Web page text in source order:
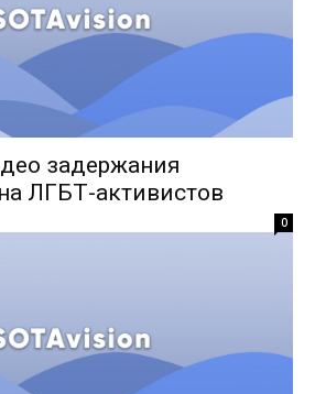
задержания
ЛГБТ-активистов
0